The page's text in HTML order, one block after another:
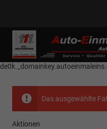
------------ Host Name :
selector1-aee-
Name : selector2._domainkey
Das ausgewählte
Aktionen